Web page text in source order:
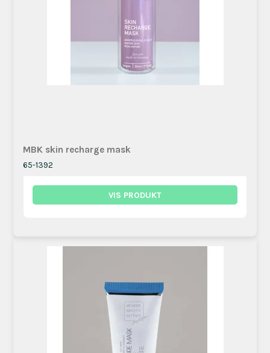
MBK skin recharge mask
65-1392
VIS PRODUKT